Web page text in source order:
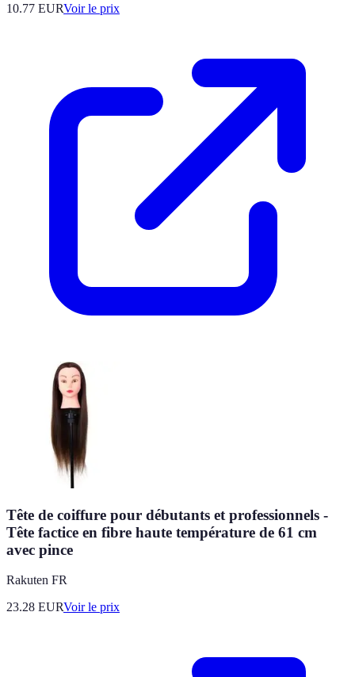
10.77 EURVoir le prix
Tête de coiffure pour débutants et professionnels -
Tête factice en fibre haute température de 61 cm
avec pince
Rakuten FR
23.28 EURVoir le prix